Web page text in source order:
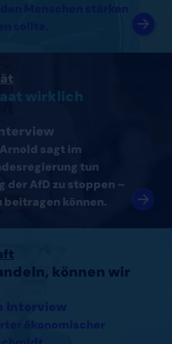
Menschen stärken
sollte.
wirklich
sagt im
tun
der AfD zu stoppen –
beitragen können.
können wir
Interview
ökonomischer